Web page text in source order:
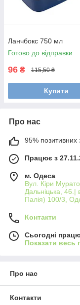
Ланчбокс 750 мл
Готово до відправки
96 ₴ 115,50 ₴
Купити
Про нас
95% позитивних
Працює з
м. Одеса
Вул. Кіри
Дальніцька, 46.|
Палія) 100/3,
Контакти
Сьогодні
Показати весь
Про нас
Контакти